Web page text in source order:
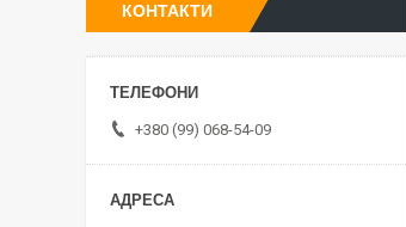
КОНТАКТИ
+380 (99) 068-54-09